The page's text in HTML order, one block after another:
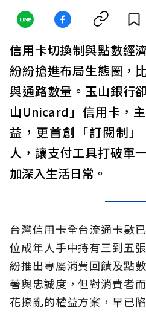
信用卡切換制與點數經
紛紛搶進布局生態圈，
與通路數量。玉山銀行
山Unicard」信用卡，
益，更首創「訂閱制
人，讓支付工具打破單
加深入生活日常。
台灣信用卡全台流通卡數
位成年人手中持有三到五
紛推出專屬消費回饋及點
著與忠誠度，但對消費者
花撩亂的權益方案，早已